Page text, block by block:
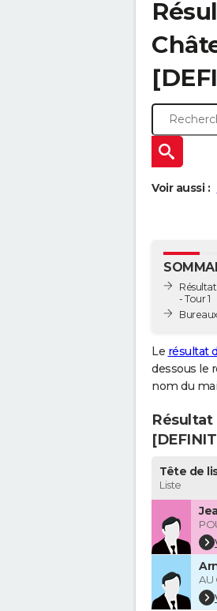
Voir aussi :
- Tour 1
Le résultat
dessous le
nom du
Résultat
Tête de
Liste
AU